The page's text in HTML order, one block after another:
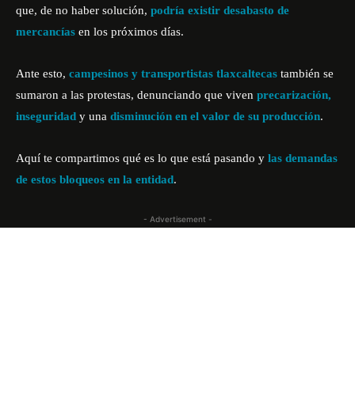
que, de no haber solución, podría existir desabasto de
mercancías en los próximos días.
Ante esto, campesinos y transportistas tlaxcaltecas también se
sumaron a las protestas, denunciando que viven precarización,
inseguridad y una disminución en el valor de su producción.
Aquí te compartimos qué es lo que está pasando y las demandas
de estos bloqueos en la entidad.
- Advertisement -